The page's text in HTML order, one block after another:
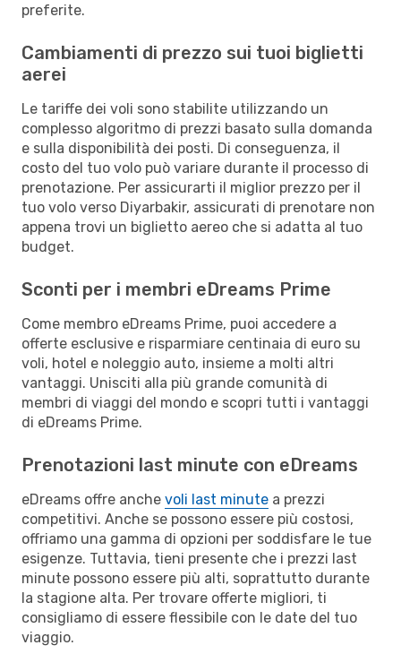
preferite.
Cambiamenti di prezzo sui tuoi biglietti
aerei
Le tariffe dei voli sono stabilite utilizzando un
complesso algoritmo di prezzi basato sulla domanda
e sulla disponibilità dei posti. Di conseguenza, il
costo del tuo volo può variare durante il processo di
prenotazione. Per assicurarti il miglior prezzo per il
tuo volo verso Diyarbakir, assicurati di prenotare non
appena trovi un biglietto aereo che si adatta al tuo
budget.
Sconti per i membri eDreams Prime
Come membro eDreams Prime, puoi accedere a
offerte esclusive e risparmiare centinaia di euro su
voli, hotel e noleggio auto, insieme a molti altri
vantaggi. Unisciti alla più grande comunità di
membri di viaggi del mondo e scopri tutti i vantaggi
di eDreams Prime.
Prenotazioni last minute con eDreams
eDreams offre anche voli last minute a prezzi
competitivi. Anche se possono essere più costosi,
offriamo una gamma di opzioni per soddisfare le tue
esigenze. Tuttavia, tieni presente che i prezzi last
minute possono essere più alti, soprattutto durante
la stagione alta. Per trovare offerte migliori, ti
consigliamo di essere flessibile con le date del tuo
viaggio.